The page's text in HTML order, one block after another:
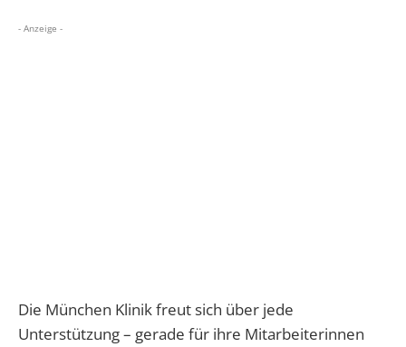
- Anzeige -
Die München Klinik freut sich über jede
Unterstützung – gerade für ihre Mitarbeiterinnen